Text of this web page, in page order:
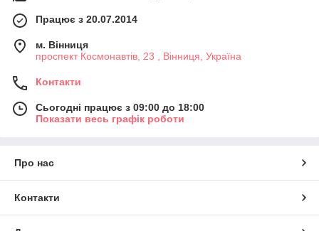
Працює з 20.07.2014
м. Вінниця
проспект Космонавтів, 23 , Вінниця, Україна
Контакти
Сьогодні працює з 09:00 до 18:00
Показати весь графік роботи
Про нас
Контакти